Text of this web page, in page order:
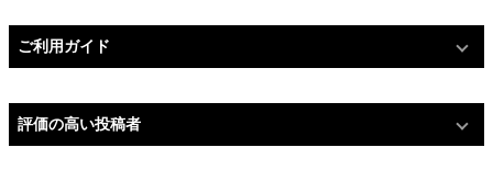
ご利用ガイド
評価の高い投稿者